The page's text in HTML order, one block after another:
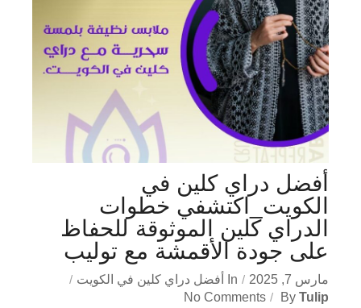
أفضل دراي كلين في
الكويت_اكتشفي خطوات
الدراي كلين الموثوقة للحفاظ
على جودة الأقمشة مع توليب
مارس 7, 2025 In
أفضل دراي كلين في الكويت
By Tulip
No Comments